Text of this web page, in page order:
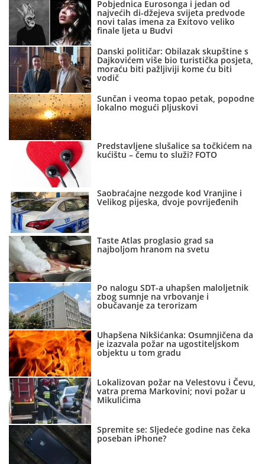
Pobjednica Eurosonga i jedan od
najvećih di-džejeva svijeta predvode
novi talas imena za Exitovo veliko
finale ljeta u Budvi
Danski političar: Obilazak skupštine s
Dajkovićem više bio turistička posjeta,
moraću biti pažljiviji kome ću biti
vodič
Sunčan i veoma topao petak, popodne
lokalno mogući pljuskovi
Predstavljene slušalice sa točkićem na
kućištu – čemu to služi? FOTO
Saobraćajne nezgode kod Vranjine i
Velikog pijeska, dvoje povrijeđenih
Taste Atlas proglasio grad sa
najboljom hranom na svetu
Po nalogu SDT-a uhapšen maloljetnik
zbog sumnje na vrbovanje i
obučavanje za terorizam
Uhapšena Nikšićanka: Osumnjičena da
je izazvala požar na ugostiteljskom
objektu u tom gradu
Lokalizovan požar na Velestovu i Čevu,
vatra prema Markovini; novi požar u
Mikulićima
Spremite se: Sljedeće godine nas čeka
poseban iPhone?